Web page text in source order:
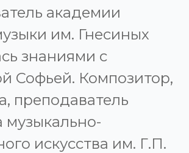
академии
им. Гнесиных
знаниями с
Софьей. Композитор,
преподаватель
музыкально-
искусства им. Г.П.